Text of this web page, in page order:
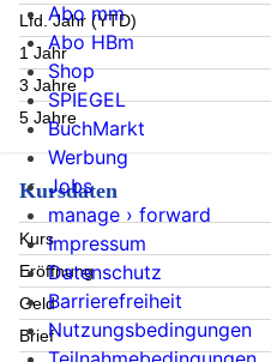
Lfd. Jahr (YTD)
1 Jahr
3 Jahre
5 Jahre
Kursdaten
Kurs
Eröffnung
Geld
Brief
Abo mm
Abo HBm
Shop
SPIEGEL
BuchMarkt
Werbung
Jobs
manage › forward
Impressum
Datenschutz
Barrierefreiheit
Nutzungsbedingungen